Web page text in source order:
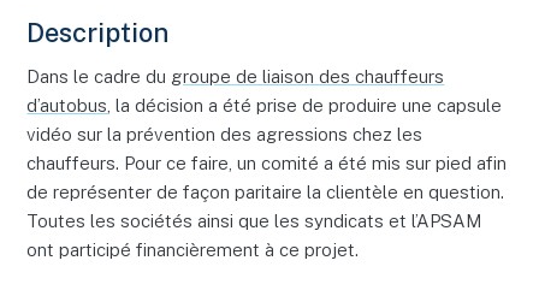
Description
Dans le cadre du groupe de liaison des chauffeurs
d’autobus , la décision a été prise de produire une capsule
vidéo sur la prévention des agressions chez les
chauffeurs. Pour ce faire, un comité a été mis sur pied afin
de représenter de façon paritaire la clientèle en question.
Toutes les sociétés ainsi que les syndicats et l’APSAM
ont participé financièrement à ce projet.